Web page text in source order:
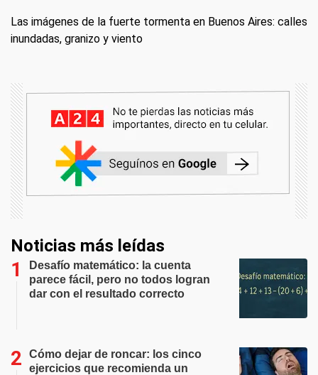
Las imágenes de la fuerte tormenta en Buenos Aires: calles
inundadas, granizo y viento
Noticias más leídas
Desafío matemático: la cuenta
parece fácil, pero no todos logran
dar con el resultado correcto
Cómo dejar de roncar: los cinco
ejercicios que recomienda un